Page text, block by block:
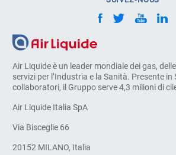
Air Liquide è un leader mondiale dei gas,
servizi per l’Industria e la Sanità. Presente
collaboratori, il Gruppo serve 4,3 milioni di
Air Liquide Italia SpA
Via Bisceglie 66
20152 MILANO, Italia